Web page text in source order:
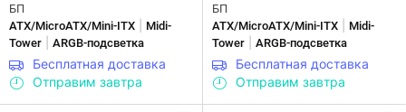
БП
ATX/MicroATX/Mini-ITX
Midi-
Tower
ARGB-подсветка
Бесплатная доставка
Отправим завтра
БП
ATX/MicroATX/Mini-ITX
Midi-
Tower
ARGB-подсветка
Бесплатная доставка
Отправим завтра